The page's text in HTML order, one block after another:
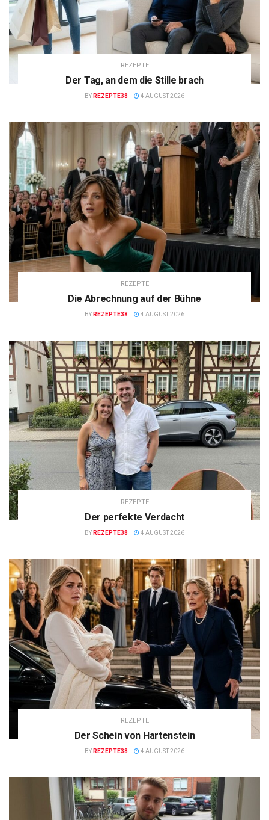
REZEPTE
Der Tag, an dem die Stille brach
BY REZEPTE38 4 AUGUST 2026
REZEPTE
Die Abrechnung auf der Bühne
BY REZEPTE38 4 AUGUST 2026
REZEPTE
Der perfekte Verdacht
BY REZEPTE38 4 AUGUST 2026
REZEPTE
Der Schein von Hartenstein
BY REZEPTE38 4 AUGUST 2026